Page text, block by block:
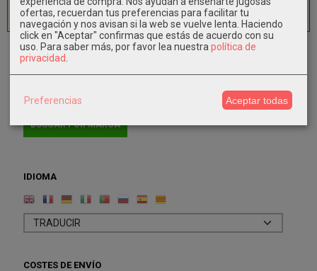
IDIOMA
COSTES DE ENVÍO
Tiempo de Entrega:1-2 días hábiles
ofertas, recuerdan tus preferencias para facilitar tu
navegación y nos avisan si la web se vuelve lenta. Haciendo
click en "Aceptar" confirmas que estás de acuerdo con su
uso. Para saber más, por favor lea nuestra política de
privacidad
Preferencias Aceptar todas